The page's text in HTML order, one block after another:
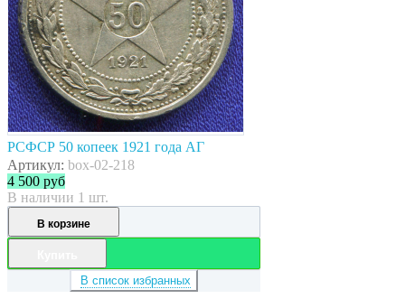
РСФСР 50 копеек 1921 года АГ
Артикул: box-02-218
4 500 руб
В наличии 1 шт.
В корзине
В список избранных